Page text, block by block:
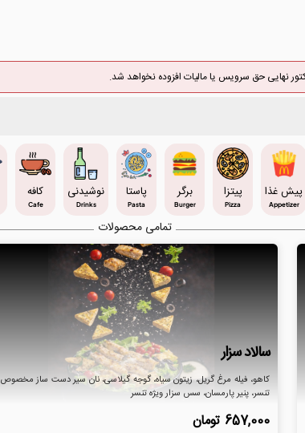
نهایی حق سرویس یا مالیات افزوده نخواهد شد.
پیش غذا
Appetizer
پیتزا
Pizza
برگر
Burger
پاستا
Pasta
نوشیدنی
Drinks
کافه
Cafe
تمامی محصولات
سالاد سزار
کاهو، فیله مرغ گریل، زیتون سیاه، گوجه گیلاسی، نان سیر دست ساز مخصوص
تنسر، پنیر پارمسان، سس سزار ویژه تنسر
657,000 تومان